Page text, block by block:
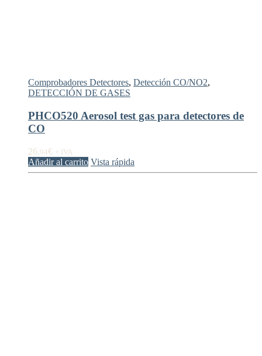
Comprobadores Detectores, Detección CO/NO2,
DETECCIÓN DE GASES
PHCO520 Aerosol test gas para detectores de
CO
26,94€ + IVA
Añadir al carrito Vista rápida